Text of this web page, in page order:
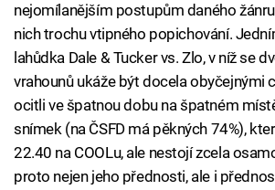
nejomílanějším postupům daného
nich trochu vtipného popichování.
lahůdka Dale & Tucker vs. Zlo, v níž se
vrahounů ukáže být docela obyčejnými
ocitli ve špatnou dobu na špatném
snímek (na ČSFD má pěkných 74%),
22.40 na COOLu, ale nestojí zcela
proto nejen jeho přednosti, ale i